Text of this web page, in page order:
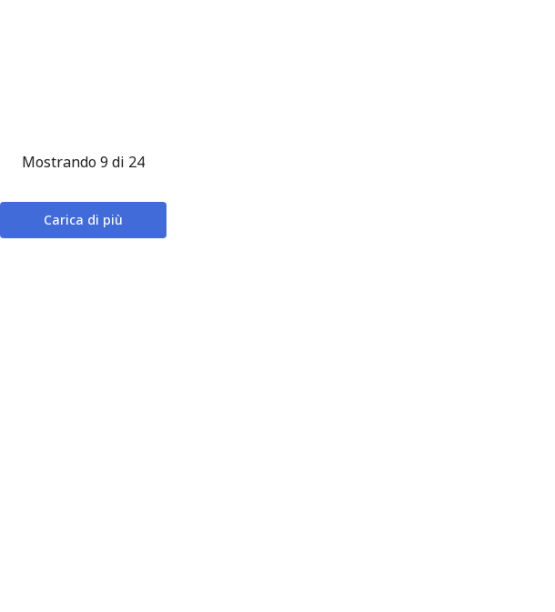
Carica di più
Mostrando 9 di 24